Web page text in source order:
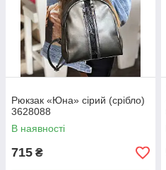
Рюкзак «Юна» сірий (срібло)
3628088
В наявності
715 ₴